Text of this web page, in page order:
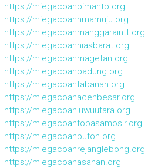
https://miegacoanbimantb.org
https://miegacoannmamuju.org
https://miegacoanmanggaraintt.org
https://miegacoanniasbarat.org
https://miegacoanmagetan.org
https://miegacoanbadung.org
https://miegacoantabanan.org
https://miegacoanacehbesar.org
https://miegacoanluwuutara.org
https://miegacoantobasamosir.org
https://miegacoanbuton.org
https://miegacoanrejanglebong.org
https://miegacoanasahan.org